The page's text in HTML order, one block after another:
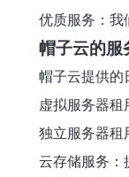
优质服务：我
帽子云的服
帽子云提供的
虚拟服务器租
独立服务器租
云存储服务：